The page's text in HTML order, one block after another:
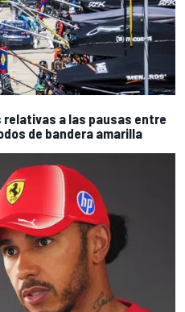
relativas a las pausas entre
de bandera amarilla